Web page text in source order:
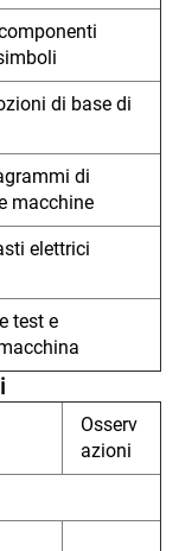
di base di
di
macchine
elettrici
test e
Osserv
azioni